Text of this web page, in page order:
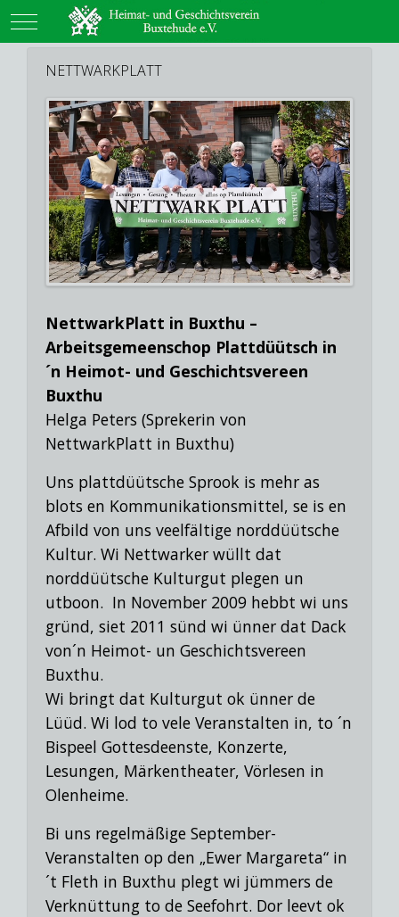
Mobile Menu Toggle
NETTWARKPLATT
NettwarkPlatt in Buxthu –
Arbeitsgemeenschop Plattdüütsch in
´n Heimot- und Geschichtsvereen
Buxthu
Helga Peters (Sprekerin von
NettwarkPlatt in Buxthu)
Uns plattdüütsche Sprook is mehr as
blots en Kommunikationsmittel, se is en
Afbild von uns veelfältige norddüütsche
Kultur. Wi Nettwarker wüllt dat
norddüütsche Kulturgut plegen un
utboon. In November 2009 hebbt wi uns
gründ, siet 2011 sünd wi ünner dat Dack
von´n Heimot- un Geschichtsvereen
Buxthu.
Wi bringt dat Kulturgut ok ünner de
Lüüd. Wi lod to vele Veranstalten in, to ´n
Bispeel Gottesdeenste, Konzerte,
Lesungen, Märkentheater, Vörlesen in
Olenheime.
Bi uns regelmäßige September-
Veranstalten op den „Ewer Margareta“ in
´t Fleth in Buxthu plegt wi jümmers de
Verknüttung to de Seefohrt. Dor leevt ok